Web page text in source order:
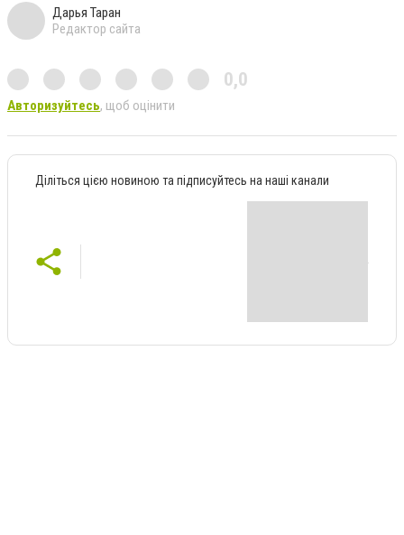
Дарья Таран
Редактор сайта
0,0
Авторизуйтесь, щоб оцінити
Діліться цією новиною та підписуйтесь на наші канали